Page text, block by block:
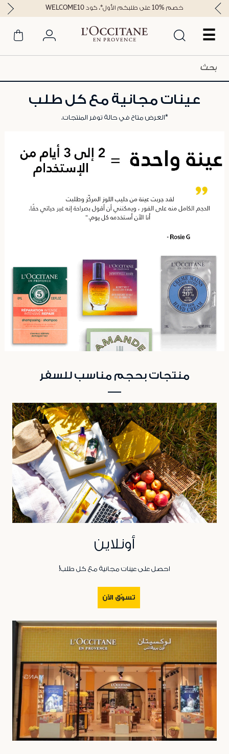
☰
خصم %10 على طلبكم الأول*، كود WELCOME10
عينات مجانية مع كل طلب
*العرض متاح في حالة توفر المنتجات.
منتجات بحجم مناسب للسفر
أونلاين
احصل على عينات مجانية مع كل طلب!
تسوّق الآن